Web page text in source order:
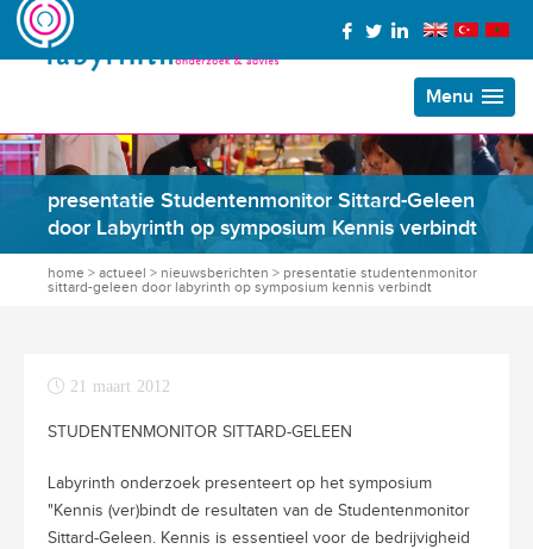
Menu
presentatie Studentenmonitor Sittard-Geleen
door Labyrinth op symposium Kennis verbindt
home > actueel > nieuwsberichten > presentatie studentenmonitor
sittard-geleen door labyrinth op symposium kennis verbindt
21 maart 2012
STUDENTENMONITOR SITTARD-GELEEN
Labyrinth onderzoek presenteert op het symposium
"Kennis (ver)bindt de resultaten van de Studentenmonitor
Sittard-Geleen. Kennis is essentieel voor de bedrijvigheid